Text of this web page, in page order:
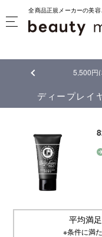
全商品正規メーカーの美
5,500円
ディープレイ
平均満足
※条件に満